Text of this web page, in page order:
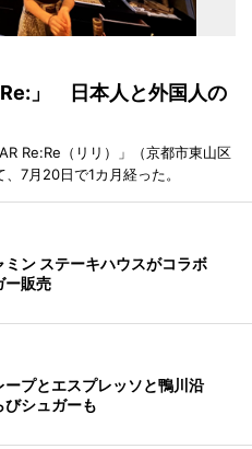
」 日本人と外国人の
Re:Re（リリ）」（京都市東山区
7月20日で1カ月経った。
ミン ステーキハウスがコラボ
ー販売
プとエスプレッソと鴨川沿
シュガーも